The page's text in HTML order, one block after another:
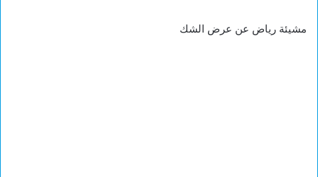
مشيئة رياض عن عرض الشك